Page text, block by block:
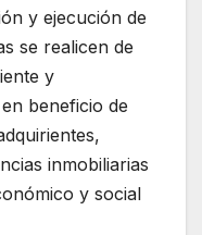
y ejecución de
se realicen de
y
beneficio de
inmobiliarias
y social